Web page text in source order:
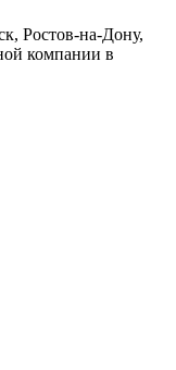
Ростов-на-Дону,
компании в